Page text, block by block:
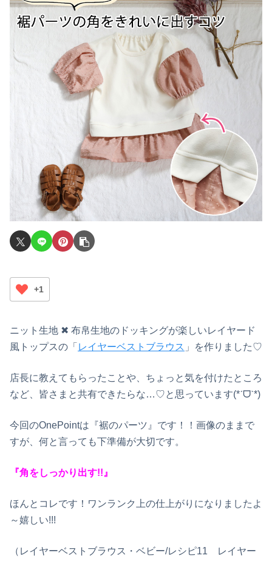
+1
ニット生地 ✖ 布帛生地のドッキングが楽しいレイヤード
風トップスの「 レイヤーベストブラウス 」を作りました♡
店長に教えてもらったことや、ちょっと気を付けたところ
など、皆さまと共有できたらな…♡と思っています(*ˊᗜˋ*)
今回のOnePointは『裾のパーツ』です！！画像のままで
すが、何と言っても下準備が大切です。
『角をしっかり出す!!』
ほんとコレです！ワンランク上の仕上がりになりましたよ
～嬉しい!!!
（レイヤーベストブラウス・ベビー/レシピ11 レイヤー